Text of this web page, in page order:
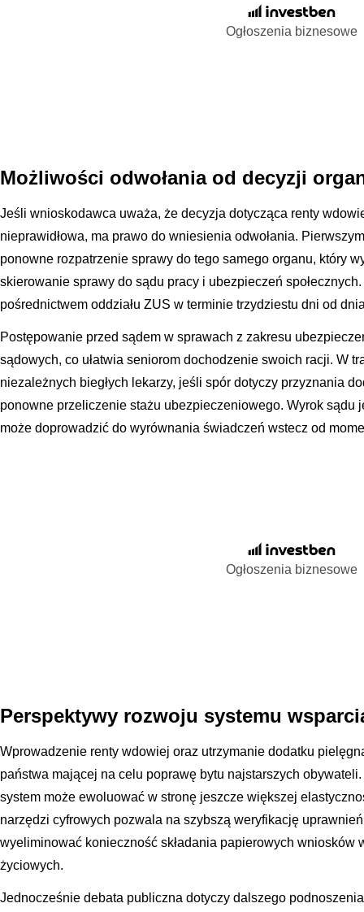
Ogłoszenia biznesowe
Możliwości odwołania od decyzji
Jeśli wnioskodawca uważa, że decyzja dotycząca renty
nieprawidłowa, ma prawo do wniesienia odwołania.
ponowne rozpatrzenie sprawy do tego samego organu, który
skierowanie sprawy do sądu pracy i ubezpieczeń
pośrednictwem oddziału ZUS w terminie trzydziestu dni od
Postępowanie przed sądem w sprawach z zakresu
sądowych, co ułatwia seniorom dochodzenie swoich racji. W
niezależnych biegłych lekarzy, jeśli spór dotyczy przyznania
ponowne przeliczenie stażu ubezpieczeniowego. Wyrok sądu
może doprowadzić do wyrównania świadczeń wstecz od
Ogłoszenia biznesowe
Perspektywy rozwoju systemu
Wprowadzenie renty wdowiej oraz utrzymanie dodatku
państwa mającej na celu poprawę bytu najstarszych
system może ewoluować w stronę jeszcze większej
narzędzi cyfrowych pozwala na szybszą weryfikację
wyeliminować konieczność składania papierowych wniosków
życiowych.
Jednocześnie debata publiczna dotyczy dalszego